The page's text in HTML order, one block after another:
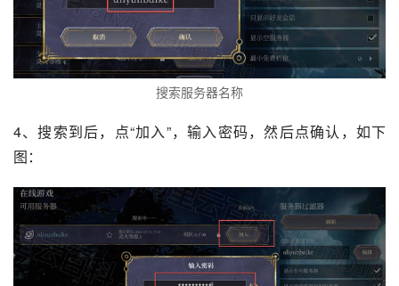
搜索服务器名称
4、搜索到后，点“加入”，输入密码，然后点确认，如下
图：